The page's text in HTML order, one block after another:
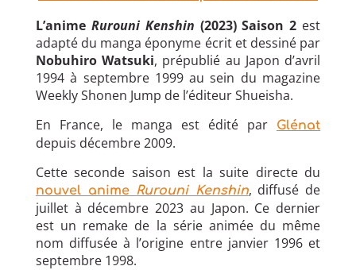
L’anime Rurouni Kenshin (2023) Saison 2 est
adapté du manga éponyme écrit et dessiné par
Nobuhiro Watsuki, prépublié au Japon d’avril
1994 à septembre 1999 au sein du magazine
Weekly Shonen Jump de l’éditeur Shueisha.
En France, le manga est édité par
Glénat
depuis décembre 2009.
Cette seconde saison est la suite directe du
nouvel anime Rurouni Kenshin, diffusé de
juillet à décembre 2023 au Japon. Ce dernier
est un remake de la série animée du même
nom diffusée à l’origine entre janvier 1996 et
septembre 1998.